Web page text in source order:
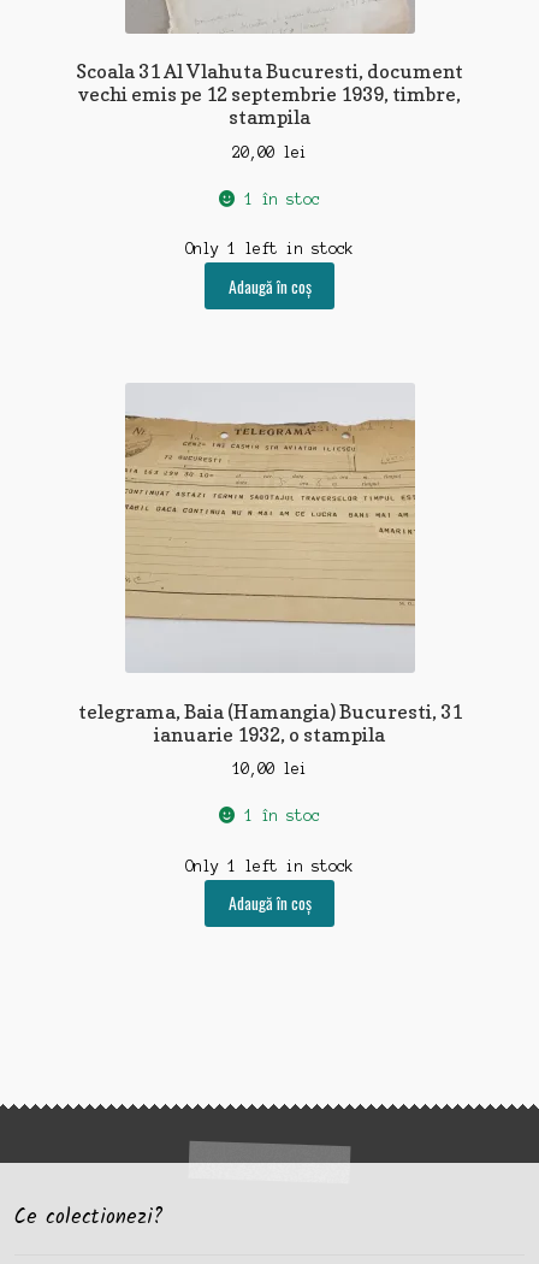
Scoala 31 Al Vlahuta Bucuresti, document
vechi emis pe 12 septembrie 1939, timbre,
stampila
20,00 lei
1 în stoc
Only 1 left in stock
Adaugă în coș
telegrama, Baia (Hamangia) Bucuresti, 31
ianuarie 1932, o stampila
10,00 lei
1 în stoc
Only 1 left in stock
Adaugă în coș
Ce colectionezi?